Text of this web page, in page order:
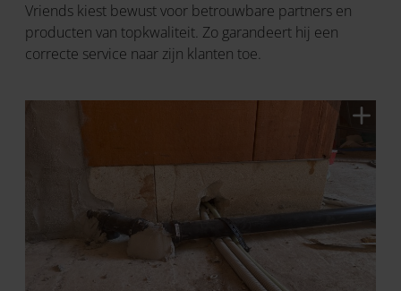
Vriends kiest bewust voor betrouwbare partners en
producten van topkwaliteit. Zo garandeert hij een
correcte service naar zijn klanten toe.